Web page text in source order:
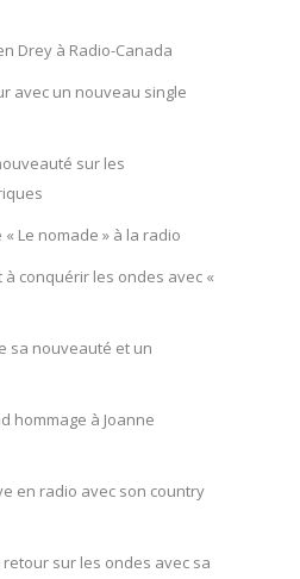
Drey à Radio-Canada
avec un nouveau single
sur les
Le nomade » à la radio
à conquérir les ondes avec «
sa nouveauté et un
hommage à Joanne
en radio avec son country
sur les ondes avec sa